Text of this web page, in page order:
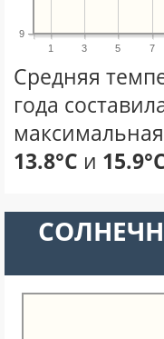
1 3 5 7
9
Средняя
года
13.8°C и